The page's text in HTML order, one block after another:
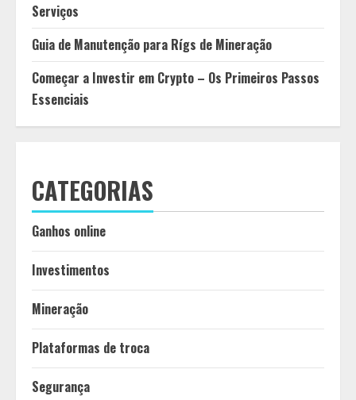
Serviços
Guia de Manutenção para Rígs de Mineração
Começar a Investir em Crypto – Os Primeiros Passos
Essenciais
CATEGORIAS
Ganhos online
Investimentos
Mineração
Plataformas de troca
Segurança